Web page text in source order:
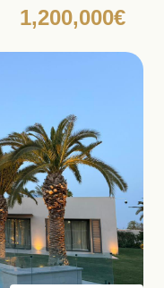
1,200,000€